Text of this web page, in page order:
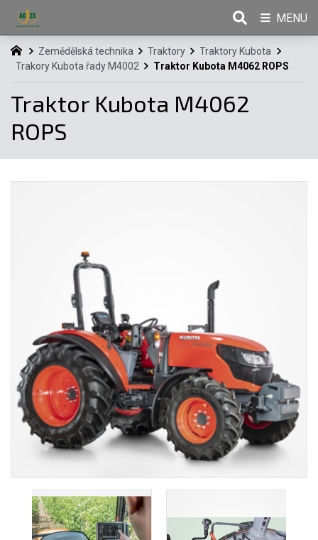
Zemědělská technika Traktory
Traktory Kubota
Trakory Kubota řady M4002
Traktor Kubota M4062 ROPS
Traktor Kubota M4062
ROPS
MENU